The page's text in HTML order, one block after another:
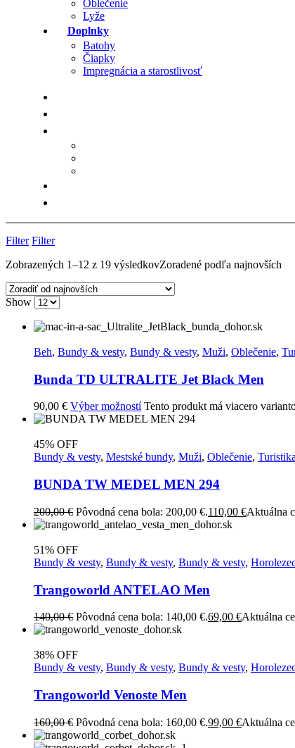
Oblečenie
Lyže
Doplnky
Batohy
Čiapky
Impregnácia a starostlivosť
Filter Filter
Zobrazených 1–12 z 19 výsledkovZoradené podľa najnovších
Show
Beh, Bundy & vesty, Bundy & vesty, Muži, Oblečenie,
Bunda TD ULTRALITE Jet Black Men
90,00 € Výber možností Tento produkt má viacero
45% OFF
Bundy & vesty, Mestské bundy, Muži, Oblečenie,
BUNDA TW MEDEL MEN 294
200,00€ Pôvodná cena bola: 200,00 €.110,00 €Aktuálna
51% OFF
Bundy & vesty, Bundy & vesty, Bundy & vesty,
Trangoworld ANTELAO Men
140,00€ Pôvodná cena bola: 140,00 €.69,00 €Aktuálna
38% OFF
Bundy & vesty, Bundy & vesty, Bundy & vesty,
Trangoworld Venoste Men
160,00€ Pôvodná cena bola: 160,00 €.99,00 €Aktuálna